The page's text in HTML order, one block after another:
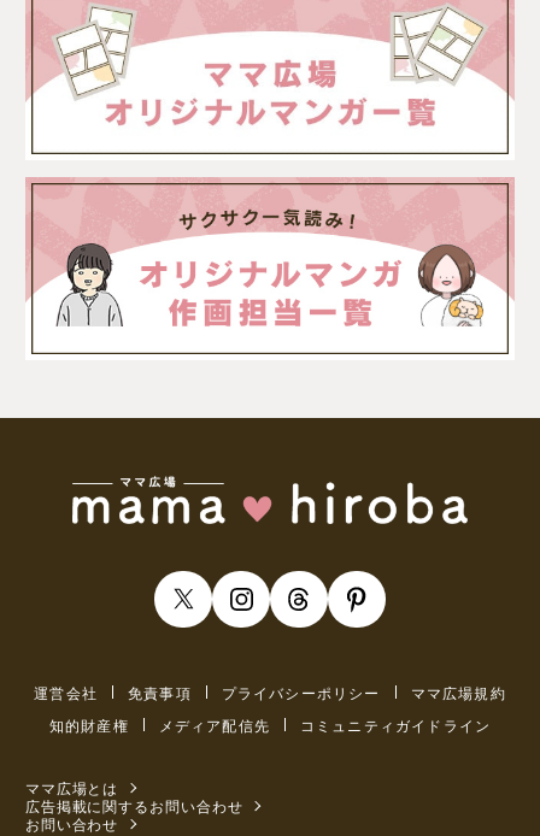
運営会社 免責事項 プライバシーポリシー
ママ広場規約
知的財産権
メディア配信先 コミュニティガイドライン
ママ広場とは
広告掲載に関するお問い合わせ
お問い合わせ